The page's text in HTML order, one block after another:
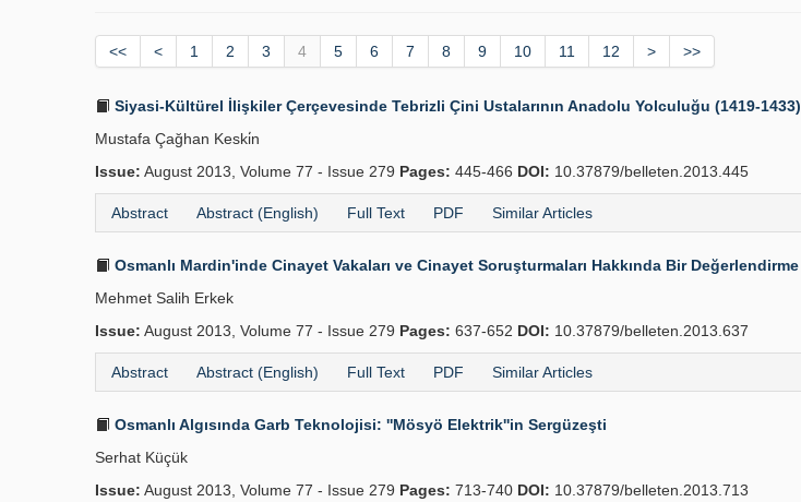
<< < 1 2 3 4 5 6 7 8 9 10 11 12 > >>
Siyasi-Kültürel İlişkiler Çer­çevesinde Tebrizli Çini Ustalarının Anadolu Yolculuğu (1419-1433)
Mustafa Çağhan Keski̇n
Issue: August 2013, Volume 77 - Issue 279 Pages: 445-466 DOI: 10.37879/belleten.2013.445
Abstract Abstract (English) Full Text PDF Similar Articles
Osmanlı Mardin'inde Cinayet Vakaları ve Cinayet Soruşturmaları Hakkında Bir Değerlendirme
Mehmet Salih Erkek
Issue: August 2013, Volume 77 - Issue 279 Pages: 637-652 DOI: 10.37879/belleten.2013.637
Abstract Abstract (English) Full Text PDF Similar Articles
Osmanlı Algısında Garb Teknolojisi: ''Mösyö Elektrik''in Sergüzeşti
Serhat Küçük
Issue: August 2013, Volume 77 - Issue 279 Pages: 713-740 DOI: 10.37879/belleten.2013.713